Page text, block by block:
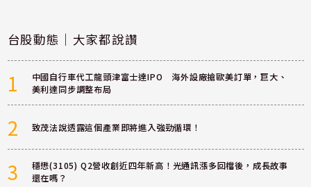
台股動態｜大家都說讚
1
中國自行車代工龍頭津富士達IPO 海外設廠搶歐美訂單，巨大、
美利達同步調整布局
2 致茂法說透露這個產業即將進入強勁循環！
3
穩懋(3105) Q2營收創近四年新高！光通訊漲多回檔後，成長故事
還在嗎？